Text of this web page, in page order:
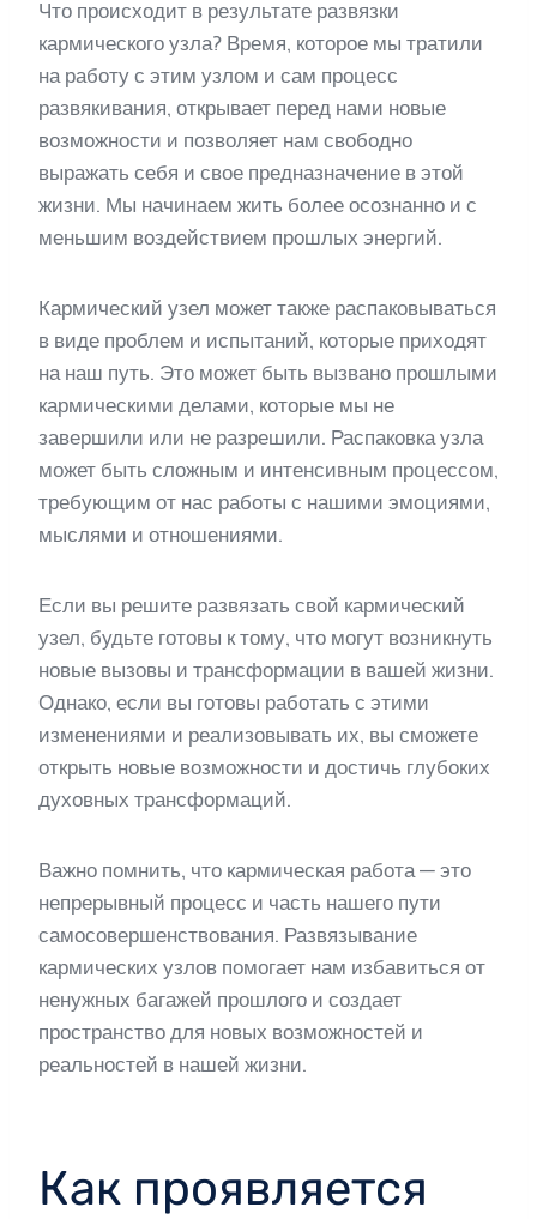
Что происходит в результате развязки
кармического узла? Время, которое мы тратили
на работу с этим узлом и сам процесс
развякивания, открывает перед нами новые
возможности и позволяет нам свободно
выражать себя и свое предназначение в этой
жизни. Мы начинаем жить более осознанно и с
меньшим воздействием прошлых энергий.
Кармический узел может также распаковываться
в виде проблем и испытаний, которые приходят
на наш путь. Это может быть вызвано прошлыми
кармическими делами, которые мы не
завершили или не разрешили. Распаковка узла
может быть сложным и интенсивным процессом,
требующим от нас работы с нашими эмоциями,
мыслями и отношениями.
Если вы решите развязать свой кармический
узел, будьте готовы к тому, что могут возникнуть
новые вызовы и трансформации в вашей жизни.
Однако, если вы готовы работать с этими
изменениями и реализовывать их, вы сможете
открыть новые возможности и достичь глубоких
духовных трансформаций.
Важно помнить, что кармическая работа — это
непрерывный процесс и часть нашего пути
самосовершенствования. Развязывание
кармических узлов помогает нам избавиться от
ненужных багажей прошлого и создает
пространство для новых возможностей и
реальностей в нашей жизни.
Как проявляется